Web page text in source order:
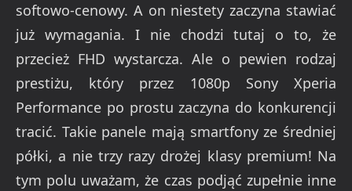
softowo-cenowy. A on niestety zaczyna stawiać
już wymagania. I nie chodzi tutaj o to, że
przecież FHD wystarcza. Ale o pewien rodzaj
prestiżu, który przez 1080p Sony Xperia
Performance po prostu zaczyna do konkurencji
tracić. Takie panele mają smartfony ze średniej
półki, a nie trzy razy drożej klasy premium! Na
tym polu uważam, że czas podjąć zupełnie inne